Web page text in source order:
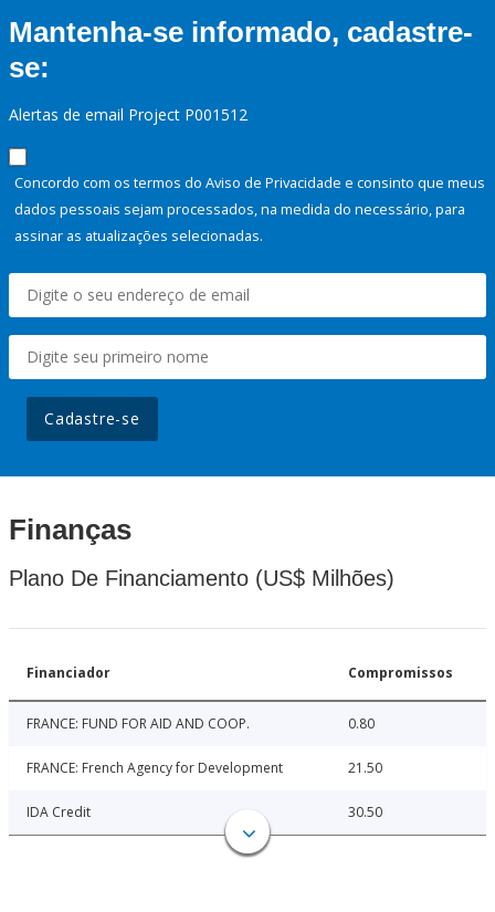
Mantenha-se informado, cadastre-
se:
Alertas de email Project P001512
Concordo com os termos do Aviso de Privacidade e consinto que meus
dados pessoais sejam processados, na medida do necessário, para
assinar as atualizações selecionadas.
Cadastre-se
Finanças
Plano De Financiamento (US$ Milhões)
Financiador Compromissos
FRANCE: FUND FOR AID AND COOP. 0.80
FRANCE: French Agency for Development 21.50
IDA Credit 30.50